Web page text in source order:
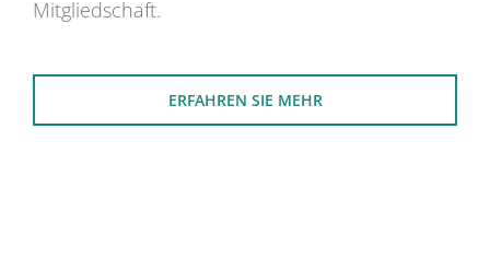
Mitgliedschaft.
ERFAHREN SIE MEHR